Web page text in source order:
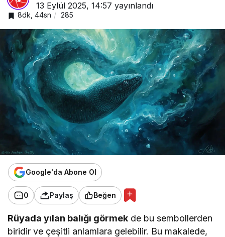
13 Eylül 2025, 14:57 yayınlandı
8dk, 44sn 285
Google'da Abone Ol
0 Paylaş Beğen
Rüyada yılan balığı görmek de bu sembollerden
biridir ve çeşitli anlamlara gelebilir. Bu makalede,